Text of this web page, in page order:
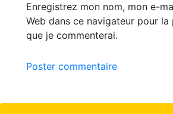
Enregistrez mon nom, mon e-
Web dans ce navigateur pour
que je commenterai.
Poster commentaire